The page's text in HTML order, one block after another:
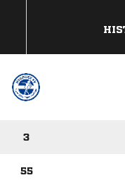
3
55